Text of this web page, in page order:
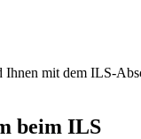
mit dem ILS-
beim ILS